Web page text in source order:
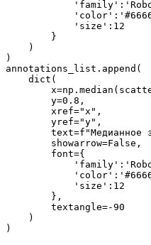
            'size':12
        }
    )
)
annotations_list.append(
    dict(
        y=0.8,
        xref="x",
        yref="y",
text=f"Медианное
        showarrow=False,
        font={
            'size':12
        },
        textangle=-90
    )
)